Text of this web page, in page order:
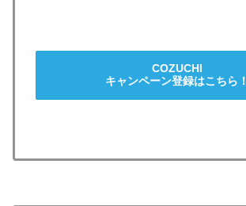
COZUCHI
キャンペーン登録はこちら！